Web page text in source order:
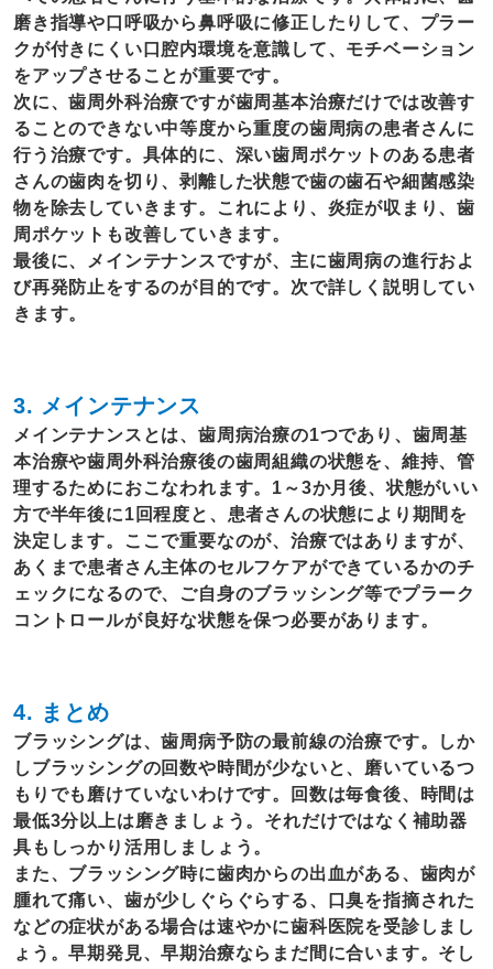
磨き指導や口呼吸から鼻呼吸に修正したりして、プラー
クが付きにくい口腔内環境を意識して、モチベーション
をアップさせることが重要です。
次に、歯周外科治療ですが歯周基本治療だけでは改善す
ることのできない中等度から重度の歯周病の患者さんに
行う治療です。具体的に、深い歯周ポケットのある患者
さんの歯肉を切り、剥離した状態で歯の歯石や細菌感染
物を除去していきます。これにより、炎症が収まり、歯
周ポケットも改善していきます。
最後に、メインテナンスですが、主に歯周病の進行およ
び再発防止をするのが目的です。次で詳しく説明してい
きます。
3. メインテナンス
メインテナンスとは、歯周病治療の1つであり、歯周基
本治療や歯周外科治療後の歯周組織の状態を、維持、管
理するためにおこなわれます。1～3か月後、状態がいい
方で半年後に1回程度と、患者さんの状態により期間を
決定します。ここで重要なのが、治療ではありますが、
あくまで患者さん主体のセルフケアができているかのチ
ェックになるので、ご自身のブラッシング等でプラーク
コントロールが良好な状態を保つ必要があります。
4. まとめ
ブラッシングは、歯周病予防の最前線の治療です。しか
しブラッシングの回数や時間が少ないと、磨いているつ
もりでも磨けていないわけです。回数は毎食後、時間は
最低3分以上は磨きましょう。それだけではなく補助器
具もしっかり活用しましょう。
また、ブラッシング時に歯肉からの出血がある、歯肉が
腫れて痛い、歯が少しぐらぐらする、口臭を指摘された
などの症状がある場合は速やかに歯科医院を受診しまし
ょう。早期発見、早期治療ならまだ間に合います。そし